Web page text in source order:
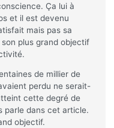
Ça lui à
et il est devenu
mais pas sa
plus grand objectif
de millier de
perdu ne serait-
cette degré de
parle dans cet article.
objectif.